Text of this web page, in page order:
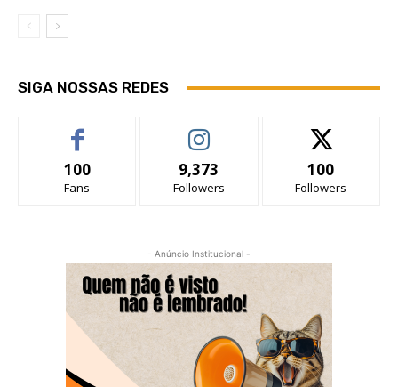
SIGA NOSSAS REDES
100
Fans
9,373
Followers
100
Followers
- Anúncio Institucional -